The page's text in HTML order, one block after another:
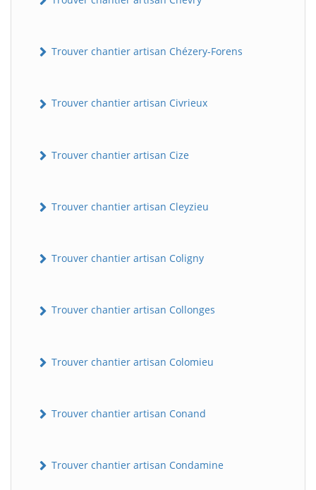
Trouver chantier artisan Chézery-Forens
Trouver chantier artisan Civrieux
Trouver chantier artisan Cize
Trouver chantier artisan Cleyzieu
Trouver chantier artisan Coligny
Trouver chantier artisan Collonges
Trouver chantier artisan Colomieu
Trouver chantier artisan Conand
Trouver chantier artisan Condamine